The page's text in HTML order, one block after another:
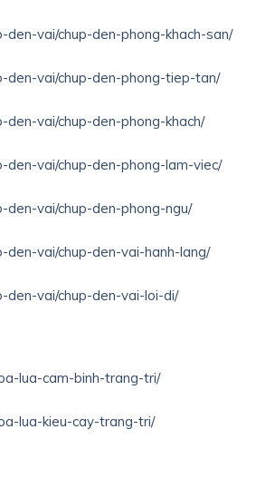
vai/chup-den-phong-khach-san/
den-vai/chup-den-phong-tiep-tan/
vai/chup-den-phong-khach/
vai/chup-den-phong-lam-viec/
vai/chup-den-phong-ngu/
vai/chup-den-vai-hanh-lang/
den-vai/chup-den-vai-loi-di/
lua-cam-binh-trang-tri/
lua-kieu-cay-trang-tri/